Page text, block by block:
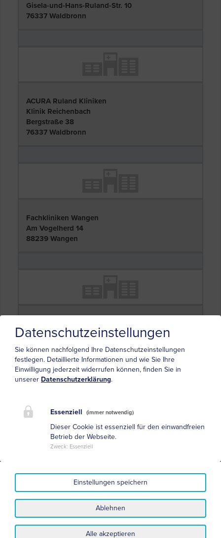
Gisela-und-Hans-Ruland-Str. 10
76337 Waldbronn
ACURA Ruland Kliniken
Klinik Reichenbach
Bergstraße 38
76337 Waldbronn
Fachkliniken Wangen
Am Vogelherd 14
88239 Wangen
Kreuzberstr. 12-24
Münsterklinik Zwiefalten
Hauptstr. 9
88529 Zwiefalten
Neue Adresse anlegen
Impressum
Datenschutzeinstellungen
Sie können nachfolgend Ihre Datenschutzeinstellungen
festlegen. Detaillierte Informationen und wie Sie Ihre
Einwilligung jederzeit widerrufen können, finden Sie in
unserer Datenschutzerklärung.
Essenziell (immer notwendig)
Dieser Cookie ist essenziell für den einwandfreien
Betrieb der Webseite.
Zweck: Essenziell
Ablehnen
Einstellungen speichern
Alle akzeptieren